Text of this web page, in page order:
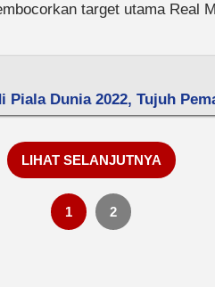
target utama Real
Piala Dunia 2022, Tujuh
LIHAT SELANJUTNYA
1 2